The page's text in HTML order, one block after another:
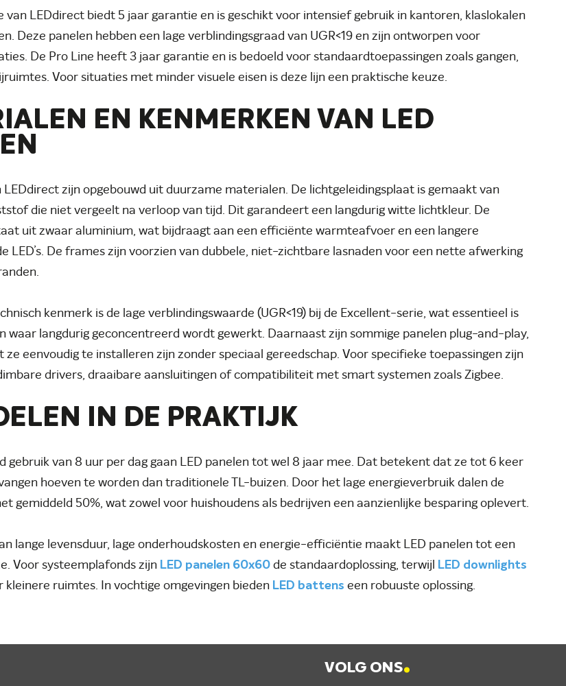
van LEDdirect biedt 5 jaar garantie en is geschikt voor intensief gebruik in kantoren, klaslokalen
Deze panelen hebben een lage verblindingsgraad van UGR<19 en zijn ontworpen voor
De Pro Line heeft 3 jaar garantie en is bedoeld voor standaardtoepassingen zoals gangen,
Voor situaties met minder visuele eisen is deze lijn een praktische keuze.
EN KENMERKEN VAN LED
LEDdirect zijn opgebouwd uit duurzame materialen. De lichtgeleidingsplaat is gemaakt van
die niet vergeelt na verloop van tijd. Dit garandeert een langdurig witte lichtkleur. De
uit zwaar aluminium, wat bijdraagt aan een efficiënte warmteafvoer en een langere
LED’s. De frames zijn voorzien van dubbele, niet-zichtbare lasnaden voor een nette afwerking
kenmerk is de lage verblindingswaarde (UGR<19) bij de Excellent-serie, wat essentieel is
waar langdurig geconcentreerd wordt gewerkt. Daarnaast zijn sommige panelen plug-and-play,
eenvoudig te installeren zijn zonder speciaal gereedschap. Voor specifieke toepassingen zijn
drivers, draaibare aansluitingen of compatibiliteit met smart systemen zoals Zigbee.
IN DE PRAKTIJK
gebruik van 8 uur per dag gaan LED panelen tot wel 8 jaar mee. Dat betekent dat ze tot 6 keer
hoeven te worden dan traditionele TL-buizen. Door het lage energieverbruik dalen de
gemiddeld 50%, wat zowel voor huishoudens als bedrijven een aanzienlijke besparing oplevert.
lange levensduur, lage onderhoudskosten en energie-efficiëntie maakt LED panelen tot een
Voor systeemplafonds zijn LED panelen 60x60 de standaardoplossing, terwijl LED downlights
kleinere ruimtes. In vochtige omgevingen bieden LED battens een robuuste oplossing.
VOLG ONS.